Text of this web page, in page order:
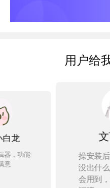
用户给
龙
，功能
文
操安装后
没出什么
会用到，